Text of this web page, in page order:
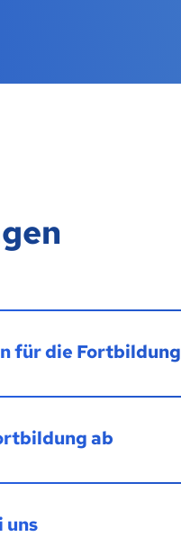
für die Fortbildung
ab
uns